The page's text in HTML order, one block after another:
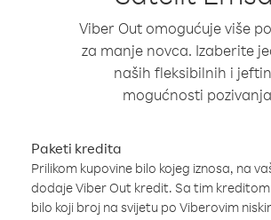
Viber Out omogućuje više
za manje novca. Izaberite
naših fleksibilnih i
mogućnosti
Paketi kredita
Prilikom kupovine bilo kojeg iznosa, na
dodaje Viber Out kredit. Sa tim
bilo koji broj na svijetu po Viberovim